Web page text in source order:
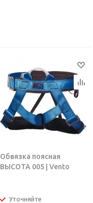
Обвязка поясная
ВЫСОТА 005 | Vento
Уточняйте